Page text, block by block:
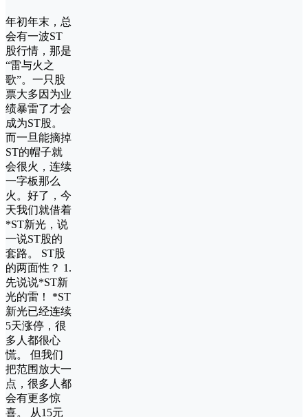
年初年末，总
会有一波ST
股行情，那是
“雷与火之
歌”。一只股
票大多因为业
绩暴雷了才会
成为ST股。
而一旦能摘掉
ST的帽子就
会很火，连续
一字板那么
火。好了，今
天我们就借着
*ST新光，说
一说ST股的
套路。 ST股
的两面性？ 1.
先说说*ST新
光的雷！ *ST
新光已经连续
5天涨停，很
多人都很心
慌。 但我们
把范围放大一
点，很多人都
会有更多惊
喜。 从15元